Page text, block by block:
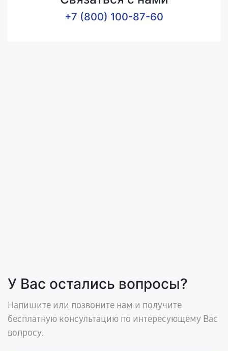
+7 (800) 100-87-60
У Вас остались вопросы?
Напишите или позвоните нам и получите
бесплатную консультацию по интересующему Вас
вопросу.